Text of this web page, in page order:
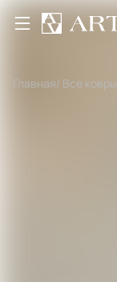
Главная/ Все ковры